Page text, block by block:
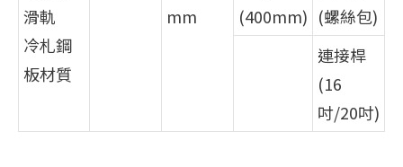
滑軌
冷札鋼
板材質
mm
(400mm) (螺絲包)
連接桿
(16
吋/20吋)